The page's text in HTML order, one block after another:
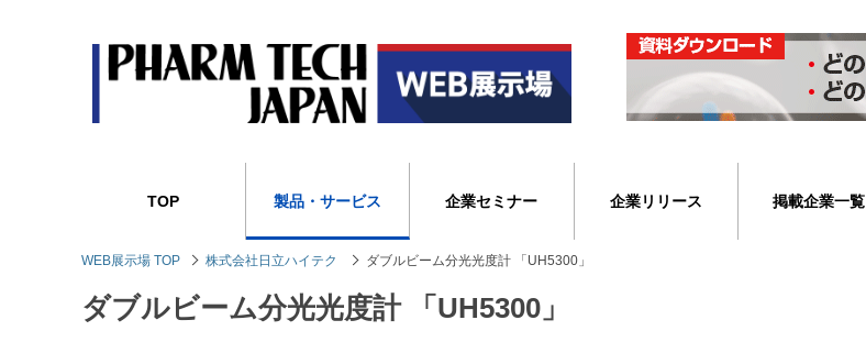
TOP 製品・サービス 企業セミナー 企業リリース 掲載企業一覧
WEB展示場 TOP 株式会社日立ハイテク ダブルビーム分光光度計 「UH5300」
ダブルビーム分光光度計 「UH5300」